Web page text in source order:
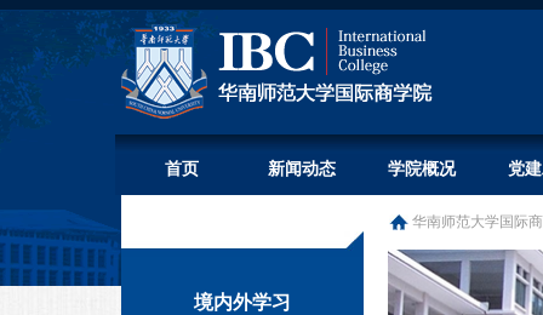
首页 新闻动态 学院概况 党
境内外学习
华南师范大学国际